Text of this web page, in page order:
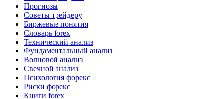
Прогнозы
Советы трейдеру
Биржевые понятия
Словарь forex
Технический анализ
Фундаментальный анализ
Волновой анализ
Свечной анализ
Психология форекс
Риски форекс
Книги forex